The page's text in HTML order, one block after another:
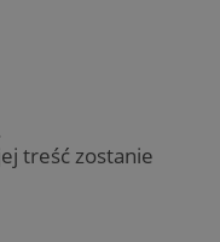
treść zostanie